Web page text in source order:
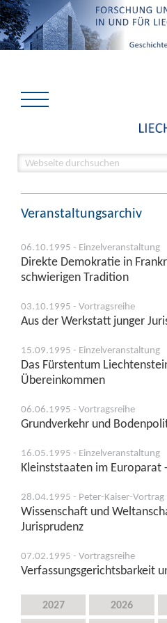
Veranstaltungsarchiv
06.10.1995 - Einzelveranstaltung
Direkte Demokratie in
schwierigen Tradition
03.10.1995 - Vortragsreihe
Aus der Werkstatt junger
15.09.1995 - Einzelveranstaltung
Das Fürstentum
Übereinkommen
06.06.1995 - Vortragsreihe
Grundverkehr und
16.05.1995 - Einzelveranstaltung
Kleinststaaten im Europarat
28.04.1995 - Peter-Kaiser-Vortrag
Wissenschaft und
Jurisprudenz
07.02.1995 - Vortragsreihe
Verfassungsgerichtsbarkeit
2027 2026